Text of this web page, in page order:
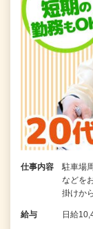
仕事内容
駐車場
などを
掛けか
給与 日給